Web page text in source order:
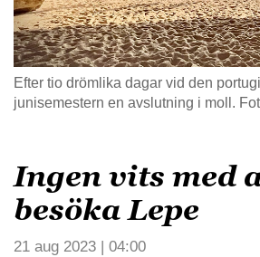
Efter tio drömlika dagar vid den
junisemestern en avslutning i moll.
Ingen vits med
besöka Lepe
21 aug 2023 | 04:00